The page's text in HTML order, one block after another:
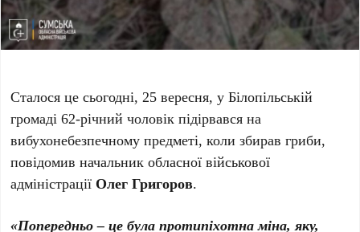
Сталося це сьогодні, 25 вересня, у Білопільській
громаді 62-річний чоловік підірвався на
вибухонебезпечному предметі, коли збирав гриби,
повідомив начальник обласної військової
адміністрації Олег Григоров.
«Попередньо – це була протипіхотна міна, яку,